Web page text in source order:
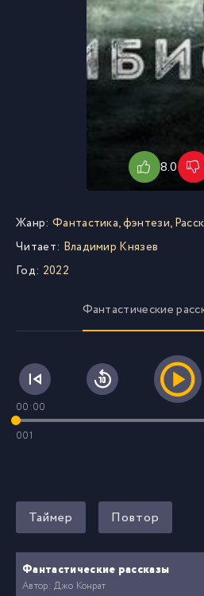
8.0
Жанр: Фантастика, фэнтези,
Читает: Владимир Князев
Год: 2022
Фантастические
00:00
001
Таймер Повтор
Фантастические рассказы
Автор: Джо Конрат